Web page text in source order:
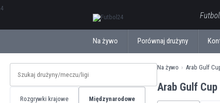
Na żywo Porównaj drużyny
Rozgrywki krajowe Międzynarodowe
Na żywo Arab Gulf
Arab Gulf